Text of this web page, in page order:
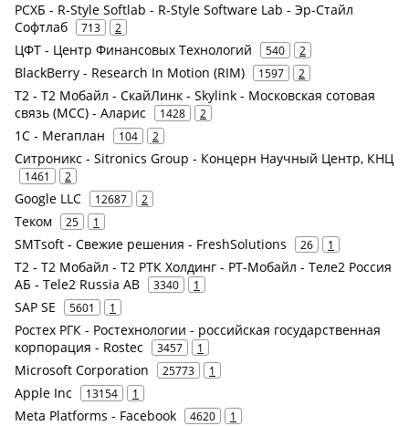
РСХБ - R-Style Softlab - R-Style Software Lab - Эр-Стайл
Софтлаб
713 2
ЦФТ - Центр Финансовых Технологий 540 2
BlackBerry - Research In Motion (RIM) 1597 2
Т2 - Т2 Мобайл - СкайЛинк - Skylink - Московская сотовая
связь (МСС) - Аларис
1428 2
1С - Мегаплан 104 2
Ситроникс - Sitronics Group - Концерн Научный Центр, КНЦ
1461 2
Google LLC 12687 2
Теком 25 1
SMTsoft - Свежие решения - FreshSolutions 26 1
Т2 - Т2 Мобайл - Т2 РТК Холдинг - РТ-Мобайл - Теле2 Россия
АБ - Tele2 Russia AB
3340 1
SAP SE 5601 1
Ростех РГК - Ростехнологии - российская государственная
корпорация - Rostec
3457 1
Microsoft Corporation 25773 1
Apple Inc 13154 1
Meta Platforms - Facebook 4620 1